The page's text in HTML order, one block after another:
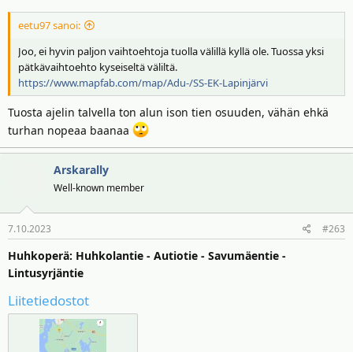
eetu97 sanoi:
Joo, ei hyvin paljon vaihtoehtoja tuolla välillä kyllä ole. Tuossa yksi
pätkävaihtoehto kyseiseltä väliltä.
https://www.mapfab.com/map/Adu-/SS-EK-Lapinjärvi
Tuosta ajelin talvella ton alun ison tien osuuden, vähän ehkä
turhan nopeaa baanaa
Arskarally
Well-known member
7.10.2023 #263
Huhkoperä: Huhkolantie - Autiotie - Savumäentie -
Lintusyrjäntie
Liitetiedostot